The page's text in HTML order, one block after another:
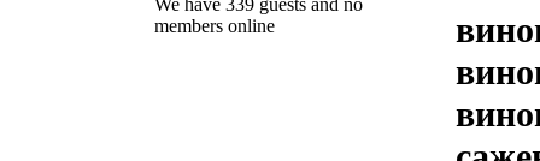
members online